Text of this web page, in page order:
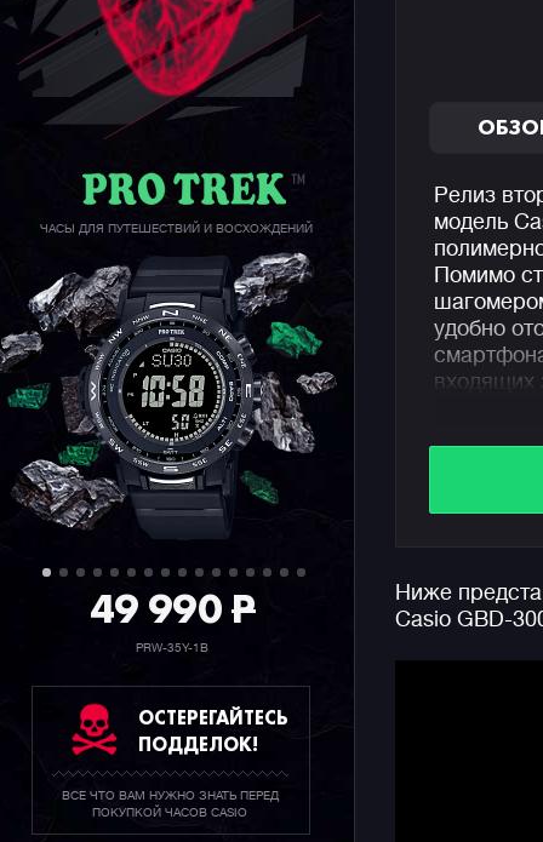
ЧАСЫ ДЛЯ ПУТЕШЕСТВИЙ И ВОСХОЖДЕНИЙ
49 990P
PRW-35Y-1B
ОСТЕРЕГАЙТЕСЬ
ПОДДЕЛОК!
ВСЕ ЧТО ВАМ НУЖНО ЗНАТЬ ПЕРЕД
ПОКУПКОЙ ЧАСОВ CASIO
Релиз
модель
Помимо
удобно
входящих
таймеры
джишоков
Ниже
Casio GBD-